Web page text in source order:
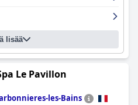
lisää
Le Pavillon
les-Bains